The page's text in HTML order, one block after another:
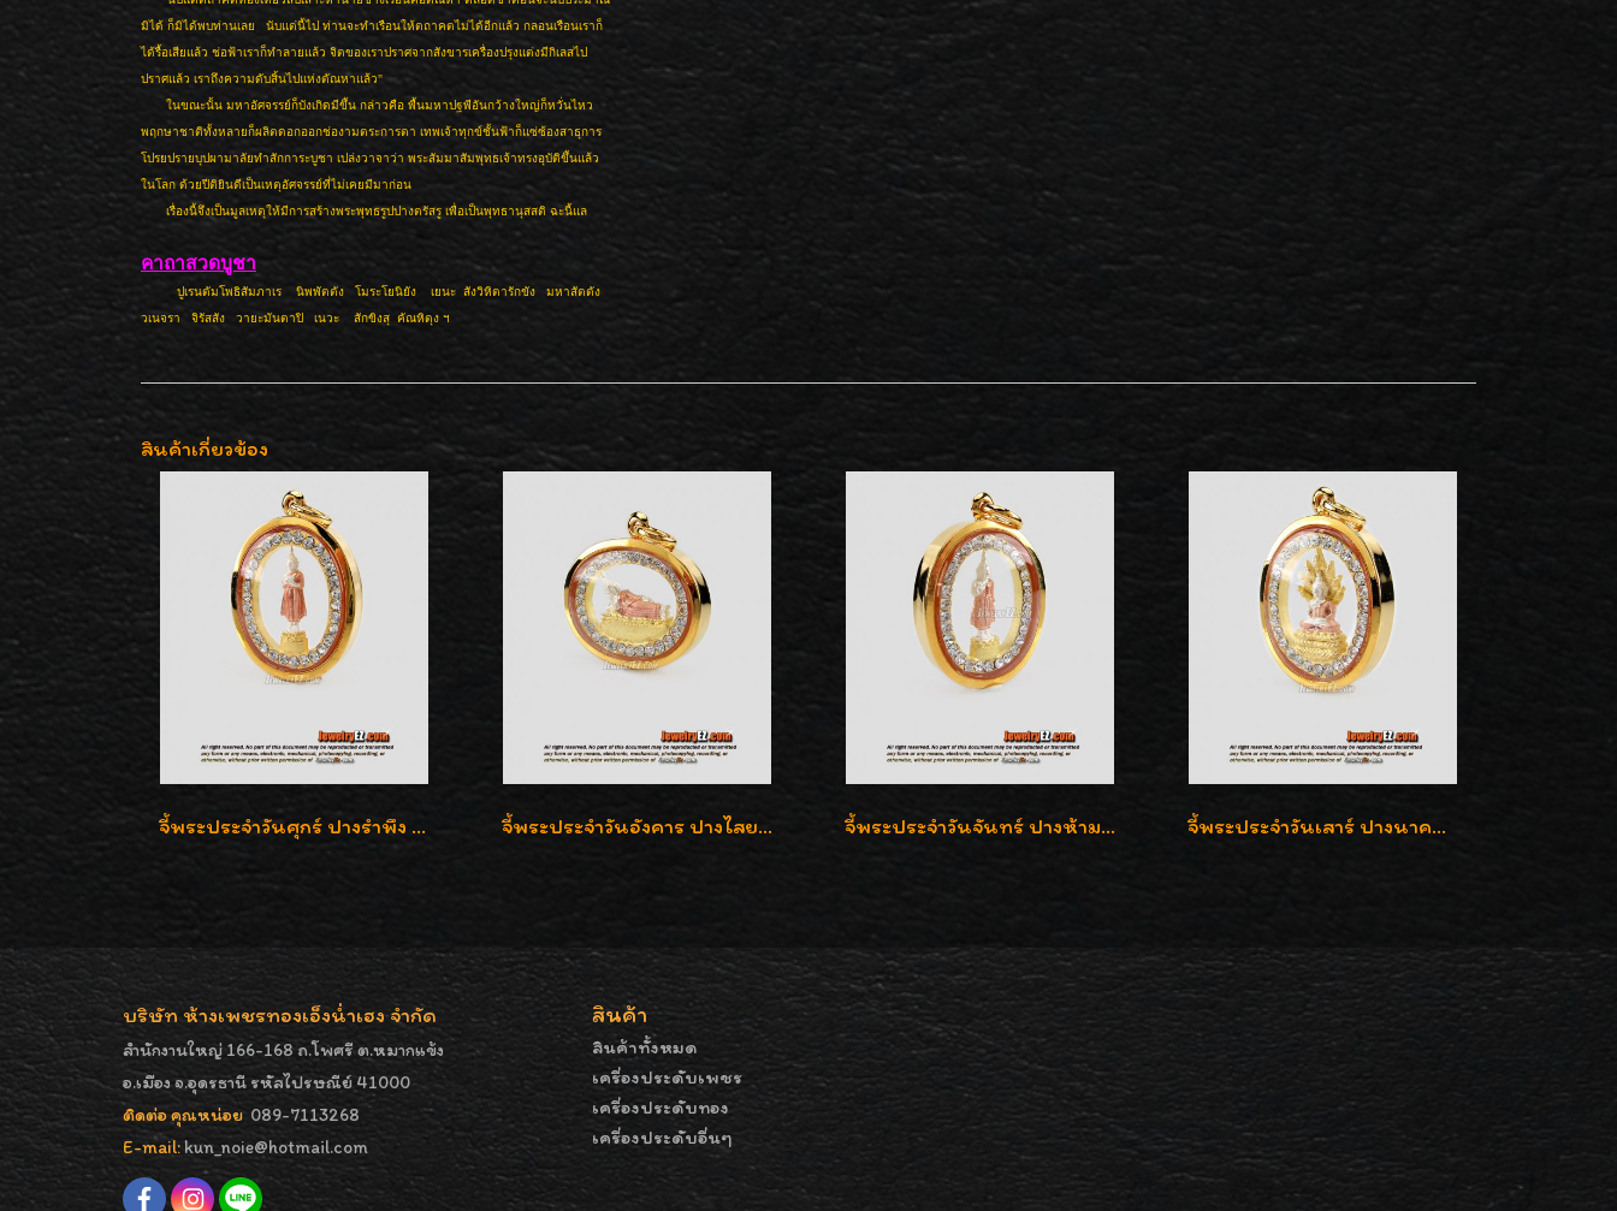
มิได้ ก็มิได้พบท่านเลย นับแต่นี้ไป ท่านจะทำเรือนให้ตถาคตไม่ได้อีกแล้ว กลอนเรือนเราก็
ได้รื้อเสียแล้ว ช่อฟ้าเราก็ทำลายแล้ว จิตของเราปราศจากสังขารเครื่องปรุงแต่งมีกิเลสไป
ปราศแล้ว เราถึงความดับสิ้นไปแห่งตัณหาแล้ว"
ในขณะนั้น มหาอัศจรรย์ก็บังเกิดมีขึ้น กล่าวคือ พื้นมหาปฐพีอันกว้างใหญ่ก็หวั่นไหว
พฤกษาชาติทั้งหลายก็ผลิตดอกออกช่องามตระการตา เทพเจ้าทุกข์ชั้นฟ้าก็แซ่ซ้องสาธุการ
โปรยปรายบุปผามาลัยทำสักการะบูชา เปล่งวาจาว่า พระสัมมาสัมพุทธเจ้าทรงอุบัติขึ้นแล้ว
ในโลก ด้วยปีติยินดีเป็นเหตุอัศจรรย์ที่ไม่เคยมีมาก่อน
เรื่องนี้จึงเป็นมูลเหตุให้มีการสร้างพระพุทธรูปปางตรัสรู เพื่อเป็นพุทธานุสสติ ฉะนี้แล
คาถาสวดบูชา
ปูเรนตัมโพธิสัมภาเร นิพพัตตัง โมระโยนิยัง เยนะ สังวิหิตารักขัง มหาสัตตัง
วเนจรา จิรัสสัง วายะมันตาปิ เนวะ สักขิงสุ คัณหิตุง ฯ
สินค้าเกี่ยวข้อง
จี้พระประจำวันศุกร์ ปางรำพึง ล้อมเพชรสวิส เลี่ยมกรอบทองแท้90%ค่ะ จี้พระประจำวันอังคาร ปางไสยาสน์ ล้อมเพชรสวิส เลี่ยมกรอบทองแท้90%ค่ะ จี้พระประจำวันจันทร์ ปางห้ามญาติ ล้อมเพชรสวิส เลี่ยมกรอบทองแท้90%ค่ะ จี้พระประจำวันเสาร์ ปางนาคปรก ล้อมเพชรสวิส เลี่ยมกรอบทองแท้90%ค่ะ
บริษัท ห้างเพชรทองเอ็งน่ำเฮง จำกัด
สำนักงานใหญ่ 166-168 ถ.โพศรี ต.หมากแข้ง
อ.เมือง จ.อุดรธานี รหัสไปรษณีย์ 41000
ติดต่อ คุณหน่อย 089-7113268
E-mail:kun_noie@hotmail.com
สินค้า
สินค้าทั้งหมด
เครื่องประดับเพชร
เครื่องประดับทอง
เครื่องประดับอื่นๆ